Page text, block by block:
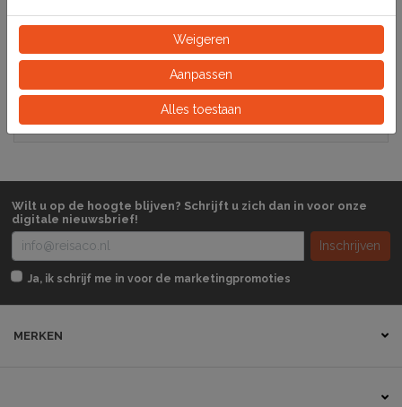
Specificaties
Artikelnummer 232020
Wilt u op de hoogte blijven? Schrijft u zich dan in voor onze
digitale nieuwsbrief!
Inschrijven
Ja, ik schrijf me in voor de marketingpromoties
MERKEN
Weigeren
Aanpassen
Alles toestaan